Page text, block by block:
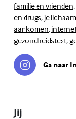
familie en vrienden,
en drugs, je lichaam
aankomen,
gezondheidstest,
Ga naar
Jij